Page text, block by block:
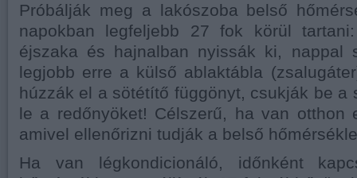
Próbálják meg a lakószoba belső
napokban legfeljebb 27 fok körül
éjszaka és hajnalban nyissák ki, nappal
legjobb erre a külső ablaktábla
húzzák el a sötétítő függönyt, csukják be a
le a redőnyöket! Célszerű, ha van otthon
amivel ellenőrizni tudják a belső
Ha van légkondicionáló, időnként